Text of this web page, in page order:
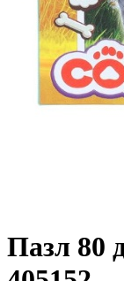
Пазл 80